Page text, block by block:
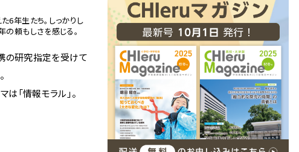
6年生たち。しっかりし
の頼もしさを感じる。
の研究指定を受けて
「情報モラル」。